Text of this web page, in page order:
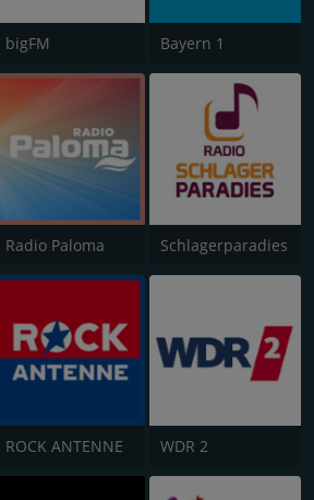
bigFM Bayern 1
Radio Paloma Schlagerparadies
ROCK ANTENNE WDR 2